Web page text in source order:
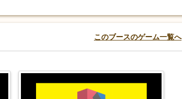
このブースのゲーム一覧へ